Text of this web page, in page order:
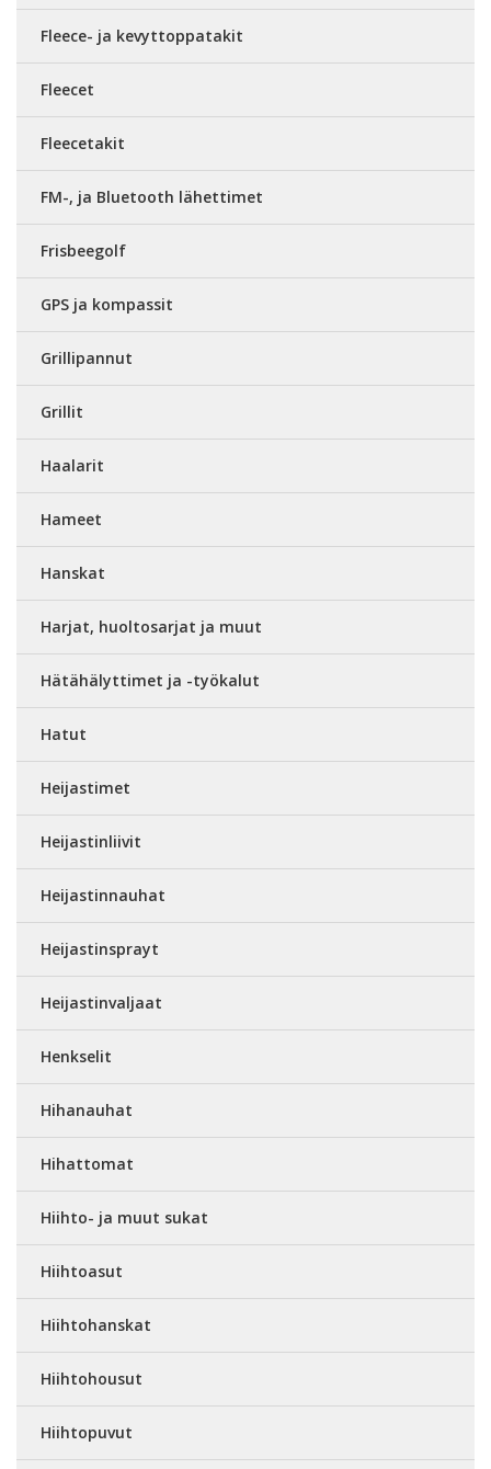
Fleece- ja kevyttoppatakit
Fleecet
Fleecetakit
FM-, ja Bluetooth lähettimet
Frisbeegolf
GPS ja kompassit
Grillipannut
Grillit
Haalarit
Hameet
Hanskat
Harjat, huoltosarjat ja muut
Hätähälyttimet ja -työkalut
Hatut
Heijastimet
Heijastinliivit
Heijastinnauhat
Heijastinsprayt
Heijastinvaljaat
Henkselit
Hihanauhat
Hihattomat
Hiihto- ja muut sukat
Hiihtoasut
Hiihtohanskat
Hiihtohousut
Hiihtopuvut